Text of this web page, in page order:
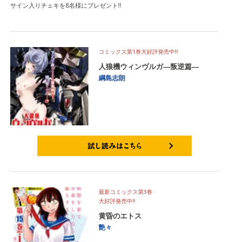
サイン入りチェキを8名様にプレゼント‼
コミックス第1巻大好評発売中‼
人狼機ウィンヴルガ―叛逆篇―
綱島志朗
最新コミックス第3巻
大好評発売中‼
黄昏のエトス
艶々